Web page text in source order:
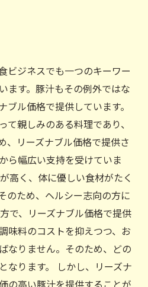
ビジネスでも一つのキーワー
ます。豚汁もその例外ではな
ブル価格で提供しています。
て親しみのある料理であり、
、リーズナブル価格で提供さ
ら幅広い支持を受けていま
高く、体に優しい食材がたく
のため、ヘルシー志向の方に
で、リーズナブル価格で提供
味料のコストを抑えつつ、お
なりません。そのため、どの
なります。 しかし、リーズナ
の高い豚汁を提供することが